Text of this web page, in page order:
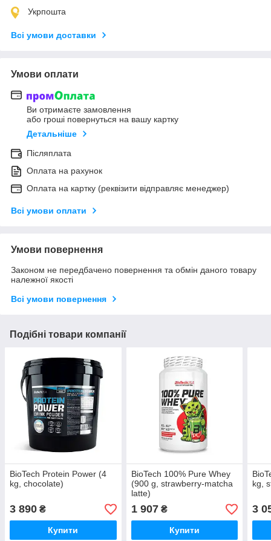
Укрпошта
Всі умови доставки
Умови оплати
Ви отримаєте замовлення
або гроші повернуться на вашу картку
Детальніше
Післяплата
Оплата на рахунок
Оплата на картку (реквізити відправляє менеджер)
Всі умови оплати
Умови повернення
Законом не передбачено повернення та обмін даного товару
належної якості
Всі умови повернення
Подібні товари компанії
BioTech Protein Power (4
kg, chocolate)
3 890 ₴
Купити
BioTech 100% Pure Whey
(900 g, strawberry-matcha
latte)
1 907₴
Купити
kg,
3